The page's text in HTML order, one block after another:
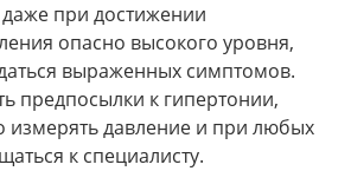
при достижении
опасно высокого уровня,
выраженных симптомов.
предпосылки к гипертонии,
измерять давление и при любых
к специалисту.